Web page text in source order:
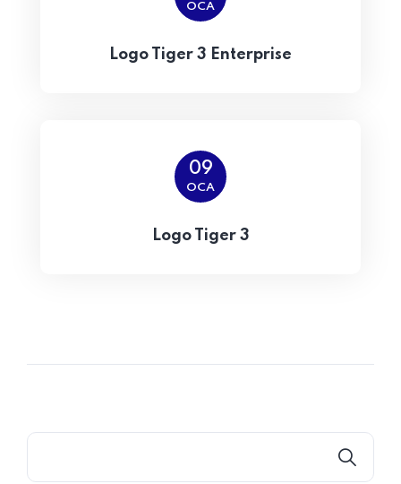
OCA
Logo Tiger 3 Enterprise
09
OCA
Logo Tiger 3